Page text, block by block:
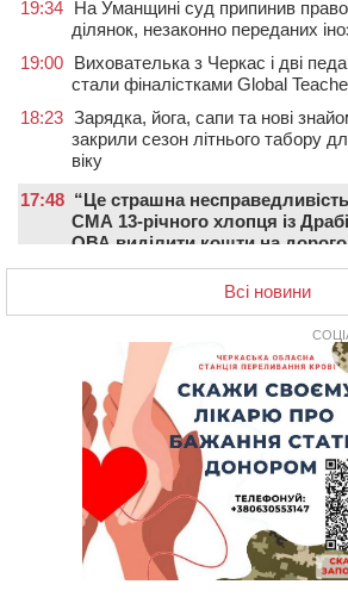
19:34 На Уманщині суд припинив
ділянок, незаконно переданих
19:00 Вихователька з Черкас і дві
стали фіналістками Global
18:23 Зарядка, йога, сапи та нові
закрили сезон літнього табору
віку
17:48 “Це страшна
СМА 13-річного хлопця із
ОВА виділити кошти на
На Уманщині судитимуть
освіти через закупівлю
У Черкасах провели в
загиблих воїнів
До 1 вересня у Черкасах
розмітку біля навчальних
На честь загиблого захисника і
Черкасах відкрили спортивно-
На Звенигородщині, попри
проведуть “Ше.Fest”
Всі новини